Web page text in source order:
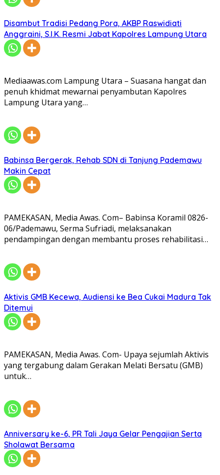
Disambut Tradisi Pedang Pora, AKBP Raswidiati
Anggraini, S.I.K. Resmi Jabat Kapolres Lampung Utara
Mediaawas.com Lampung Utara – Suasana hangat dan
penuh khidmat mewarnai penyambutan Kapolres
Lampung Utara yang…
Babinsa Bergerak, Rehab SDN di Tanjung Pademawu
Makin Cepat
PAMEKASAN, Media Awas. Com– Babinsa Koramil 0826-
06/Pademawu, Serma Sufriadi, melaksanakan
pendampingan dengan membantu proses rehabilitasi…
Aktivis GMB Kecewa, Audiensi ke Bea Cukai Madura Tak
Ditemui
PAMEKASAN, Media Awas. Com- Upaya sejumlah Aktivis
yang tergabung dalam Gerakan Melati Bersatu (GMB)
untuk…
Anniversary ke-6, PR Tali Jaya Gelar Pengajian Serta
Sholawat Bersama